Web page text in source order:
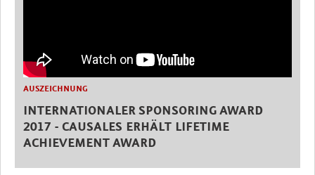
AUSZEICHNUNG
INTERNATIONALER SPONSORING AWARD
2017 - CAUSALES ERHÄLT LIFETIME
ACHIEVEMENT AWARD